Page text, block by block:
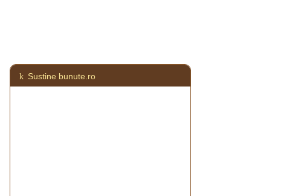
Sustine bunute.ro